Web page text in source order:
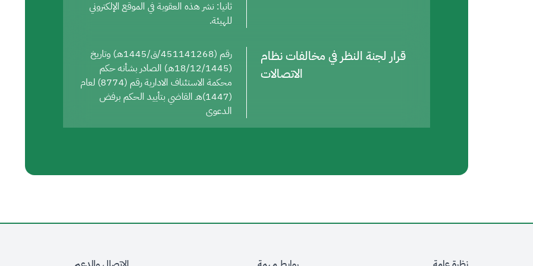
ثانيا: نشر هذه العقوبة في الموقع الإلكتروني
للهيئة.
قرار لجنة النظر في مخالفات نظام
الاتصالات
رقم (451141268/ق/1445هـ) وتاريخ
(18/12/1445هـ) الصادر بشأنه حكم
محكمة الاستئناف الادارية رقم (8774) لعام
(1447)هـ القاضي بتأييد الحكم برفض
الدعوى